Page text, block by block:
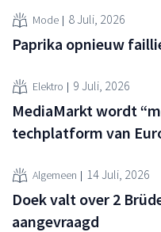
Mode 8 Juli, 2026
Paprika opnieuw
Elektro 9 Juli, 2026
MediaMarkt wordt
techplatform van
Algemeen 14 Juli, 2026
Doek valt over 2
aangevraagd